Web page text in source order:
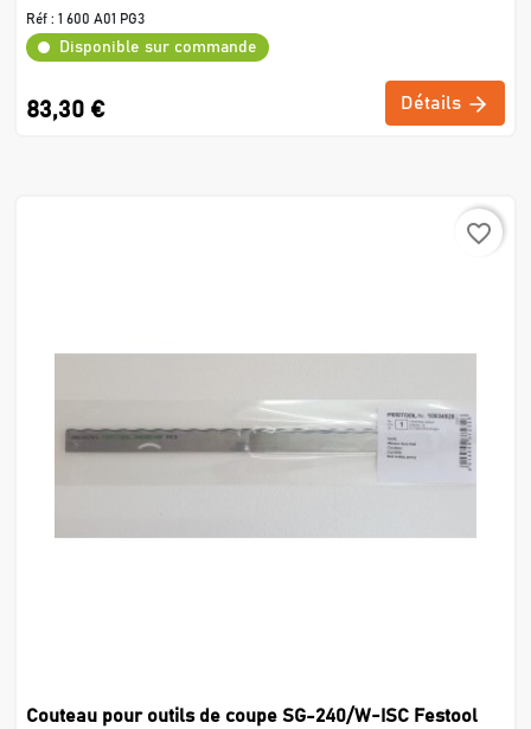
Réf : 1 600 A01 PG3
Disponible sur commande
83,30 € Détails
favorite_border
Couteau pour outils de coupe SG-240/W-ISC Festool